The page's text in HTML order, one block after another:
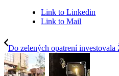
Link to Linkedin
Link to Mail
Do zelených opatrení